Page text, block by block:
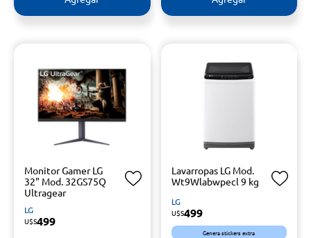
Monitor Gamer LG
32" Mod. 32GS75Q
Ultragear
LG
U$S499
Lavarropas LG Mod.
Wt9Wlabwpecl 9 kg
LG
U$S499
Genera stickers extra